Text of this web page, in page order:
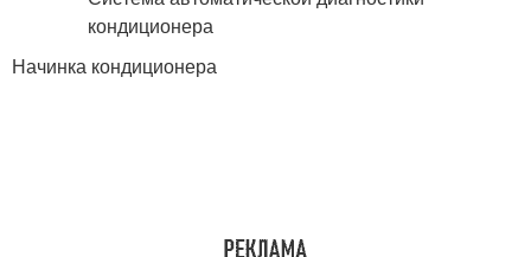
Начинка кондиционера